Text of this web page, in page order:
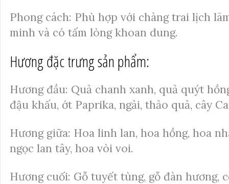
Phong cách: Phù hợp với chàng trai lịch
minh và có tấm lòng khoan dung.
Hương đặc trưng sản phẩm:
Hương đầu: Quả chanh xanh, quả quýt
đậu khấu, ớt Paprika, ngải, thảo quả, cây
Hương giữa: Hoa linh lan, hoa hồng, hoa
ngọc lan tây, hoa vòi voi.
Hương cuối: Gỗ tuyết tùng, gỗ đàn hương,